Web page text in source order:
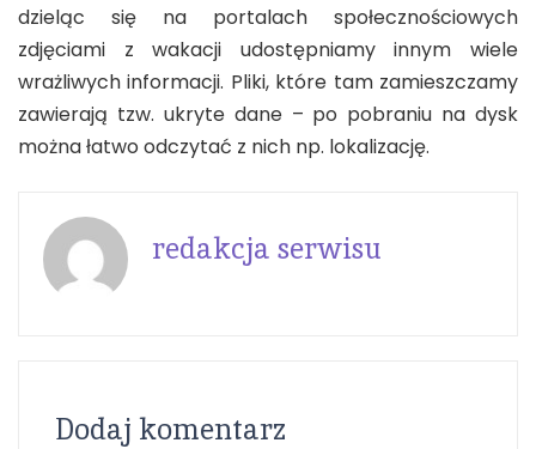
dzieląc się na portalach społecznościowych
zdjęciami z wakacji udostępniamy innym wiele
wrażliwych informacji. Pliki, które tam zamieszczamy
zawierają tzw. ukryte dane – po pobraniu na dysk
można łatwo odczytać z nich np. lokalizację.
redakcja serwisu
Dodaj komentarz